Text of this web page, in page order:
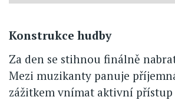
Konstrukce hudby
Za den se stihnou finálně
Mezi muzikanty panuje
zážitkem vnímat aktivní